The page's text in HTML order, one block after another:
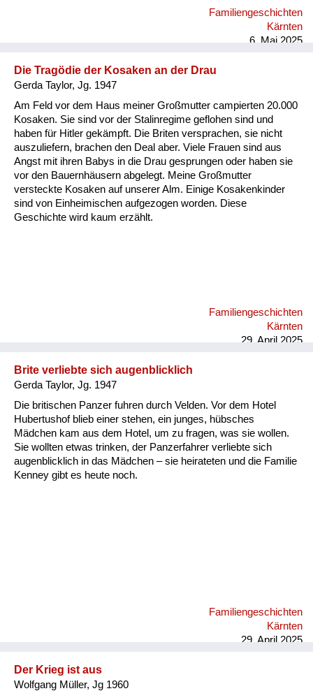
ein freies Leben damals in Velden. An den Vater haben wir nur
Familiengeschichten
Kärnten
6. Mai 2025
Die Tragödie der Kosaken an der Drau
Gerda Taylor, Jg. 1947
Am Feld vor dem Haus meiner Großmutter campierten 20.000
Kosaken. Sie sind vor der Stalinregime geflohen sind und
haben für Hitler gekämpft. Die Briten versprachen, sie nicht
auszuliefern, brachen den Deal aber. Viele Frauen sind aus
Angst mit ihren Babys in die Drau gesprungen oder haben sie
vor den Bauernhäusern abgelegt. Meine Großmutter
versteckte Kosaken auf unserer Alm. Einige Kosakenkinder
sind von Einheimischen aufgezogen worden. Diese
Geschichte wird kaum erzählt.
Familiengeschichten
Kärnten
29. April 2025
Brite verliebte sich augenblicklich
Gerda Taylor, Jg. 1947
Die britischen Panzer fuhren durch Velden. Vor dem Hotel
Hubertushof blieb einer stehen, ein junges, hübsches
Mädchen kam aus dem Hotel, um zu fragen, was sie wollen.
Sie wollten etwas trinken, der Panzerfahrer verliebte sich
augenblicklich in das Mädchen – sie heirateten und die Familie
Kenney gibt es heute noch.
Familiengeschichten
Kärnten
29. April 2025
Der Krieg ist aus
Wolfgang Müller, Jg 1960